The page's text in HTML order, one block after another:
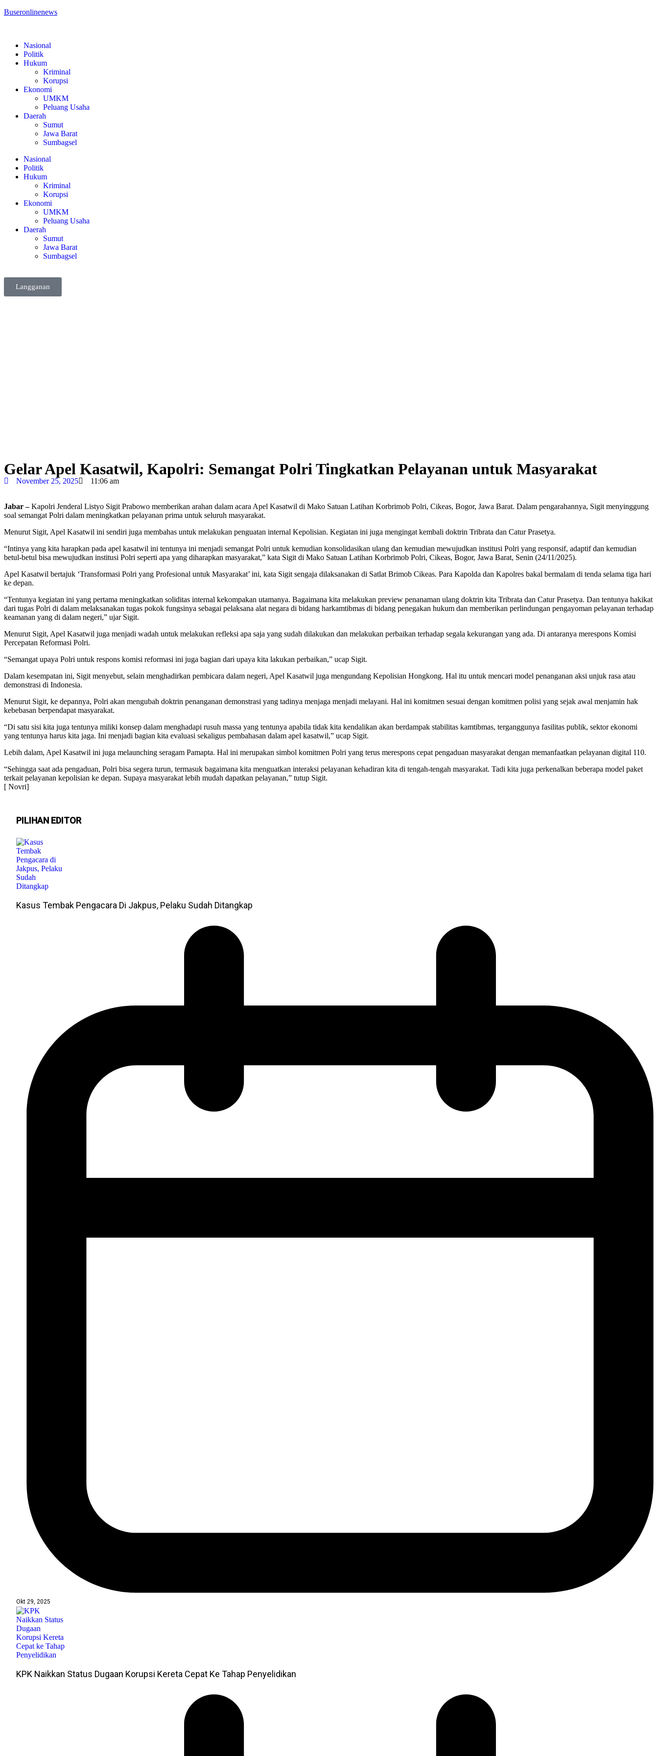
Buseronlinenews
Nasional
Politik
Hukum
Kriminal
Korupsi
Ekonomi
UMKM
Peluang Usaha
Daerah
Sumut
Jawa Barat
Sumbagsel
Nasional
Politik
Hukum
Kriminal
Korupsi
Ekonomi
UMKM
Peluang Usaha
Daerah
Sumut
Jawa Barat
Sumbagsel
Langganan
Gelar Apel Kasatwil, Kapolri: Semangat Polri Tingkatkan Pelayanan untuk Masyarakat
November 25, 2025 11:06 am
Jabar –Kapolri Jenderal Listyo Sigit Prabowo memberikan arahan dalam acara Apel Kasatwil di Mako Satuan Latihan Korbrimob Polri, Cikeas, Bogor, Jawa Barat. Dalam pengarahannya, Sigit menyinggung
soal semangat Polri dalam meningkatkan pelayanan prima untuk seluruh masyarakat.
Menurut Sigit, Apel Kasatwil ini sendiri juga membahas untuk melakukan penguatan internal Kepolisian. Kegiatan ini juga mengingat kembali doktrin Tribrata dan Catur Prasetya.
“Intinya yang kita harapkan pada apel kasatwil ini tentunya ini menjadi semangat Polri untuk kemudian konsolidasikan ulang dan kemudian mewujudkan institusi Polri yang responsif, adaptif dan kemudian
betul-betul bisa mewujudkan institusi Polri seperti apa yang diharapkan masyarakat,” kata Sigit di Mako Satuan Latihan Korbrimob Polri, Cikeas, Bogor, Jawa Barat, Senin (24/11/2025).
Apel Kasatwil bertajuk ‘Transformasi Polri yang Profesional untuk Masyarakat’ ini, kata Sigit sengaja dilaksanakan di Satlat Brimob Cikeas. Para Kapolda dan Kapolres bakal bermalam di tenda selama tiga hari
ke depan.
“Tentunya kegiatan ini yang pertama meningkatkan soliditas internal kekompakan utamanya. Bagaimana kita melakukan preview penanaman ulang doktrin kita Tribrata dan Catur Prasetya. Dan tentunya hakikat
dari tugas Polri di dalam melaksanakan tugas pokok fungsinya sebagai pelaksana alat negara di bidang harkamtibmas di bidang penegakan hukum dan memberikan perlindungan pengayoman pelayanan terhadap
keamanan yang di dalam negeri,” ujar Sigit.
Menurut Sigit, Apel Kasatwil juga menjadi wadah untuk melakukan refleksi apa saja yang sudah dilakukan dan melakukan perbaikan terhadap segala kekurangan yang ada. Di antaranya merespons Komisi
Percepatan Reformasi Polri.
“Semangat upaya Polri untuk respons komisi reformasi ini juga bagian dari upaya kita lakukan perbaikan,” ucap Sigit.
Dalam kesempatan ini, Sigit menyebut, selain menghadirkan pembicara dalam negeri, Apel Kasatwil juga mengundang Kepolisian Hongkong. Hal itu untuk mencari model penanganan aksi unjuk rasa atau
demonstrasi di Indonesia.
Menurut Sigit, ke depannya, Polri akan mengubah doktrin penanganan demonstrasi yang tadinya menjaga menjadi melayani. Hal ini komitmen sesuai dengan komitmen polisi yang sejak awal menjamin hak
kebebasan berpendapat masyarakat.
“Di satu sisi kita juga tentunya miliki konsep dalam menghadapi rusuh massa yang tentunya apabila tidak kita kendalikan akan berdampak stabilitas kamtibmas, terganggunya fasilitas publik, sektor ekonomi
yang tentunya harus kita jaga. Ini menjadi bagian kita evaluasi sekaligus pembahasan dalam apel kasatwil,” ucap Sigit.
Lebih dalam, Apel Kasatwil ini juga melaunching seragam Pamapta. Hal ini merupakan simbol komitmen Polri yang terus merespons cepat pengaduan masyarakat dengan memanfaatkan pelayanan digital 110.
“Sehingga saat ada pengaduan, Polri bisa segera turun, termasuk bagaimana kita menguatkan interaksi pelayanan kehadiran kita di tengah-tengah masyarakat. Tadi kita juga perkenalkan beberapa model paket
terkait pelayanan kepolisian ke depan. Supaya masyarakat lebih mudah dapatkan pelayanan,” tutup Sigit.
[ Novri]
PILIHAN EDITOR
Kasus Tembak Pengacara Di Jakpus, Pelaku Sudah Ditangkap
Okt 29, 2025
KPK Naikkan Status Dugaan Korupsi Kereta Cepat Ke Tahap Penyelidikan